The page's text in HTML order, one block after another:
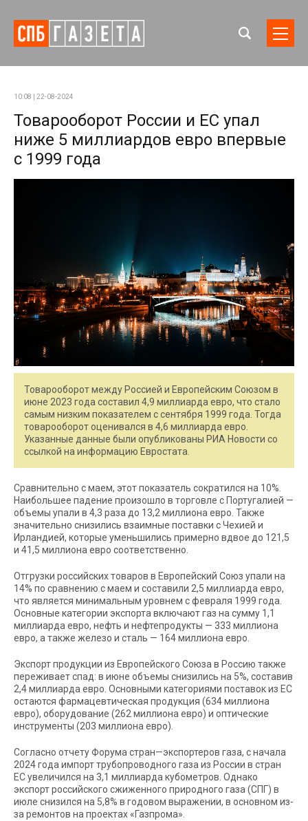
10:08 | 22-08-2024
Товарооборот России и ЕС упал
ниже 5 миллиардов евро впервые
с 1999 года
Товарооборот между Россией и Европейским Союзом в
июне 2023 года составил 4,9 миллиарда евро, что стало
самым низким показателем с сентября 1999 года. Тогда
товарооборот оценивался в 4,6 миллиарда евро.
Указанные данные были опубликованы РИА Новости со
ссылкой на информацию Евростата.
Сравнительно с маем, этот показатель сократился на 10%.
Наибольшее падение произошло в торговле с Португалией —
объемы упали в 4,3 раза до 13,2 миллиона евро. Также
значительно снизились взаимные поставки с Чехией и
Ирландией, которые уменьшились примерно вдвое до 121,5
и 41,5 миллиона евро соответственно.
Отгрузки российских товаров в Европейский Союз упали на
14% по сравнению с маем и составили 2,5 миллиарда евро,
что является минимальным уровнем с февраля 1999 года.
Основные категории экспорта включают газ на сумму 1,1
миллиарда евро, нефть и нефтепродукты — 333 миллиона
евро, а также железо и сталь — 164 миллиона евро.
Экспорт продукции из Европейского Союза в Россию также
переживает спад: в июне объемы снизились на 5%, составив
2,4 миллиарда евро. Основными категориями поставок из ЕС
остаются фармацевтическая продукция (634 миллиона
евро), оборудование (262 миллиона евро) и оптические
инструменты (203 миллиона евро).
Согласно отчету Форума стран—экспортеров газа, с начала
2024 года импорт трубопроводного газа из России в стран
ЕС увеличился на 3,1 миллиарда кубометров. Однако
экспорт российского сжиженного природного газа (СПГ) в
июле снизился на 5,8% в годовом выражении, в основном из-
за ремонтов на проектах «Газпрома».